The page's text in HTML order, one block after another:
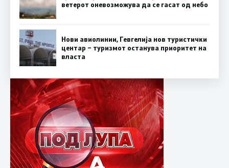
ветерот оневозможува да се гасат од небо
Нови авиолинии, Гевгелија нов туристички
центар – туризмот останува приоритет на
власта